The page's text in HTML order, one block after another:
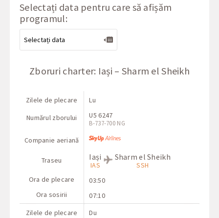
Selectați data pentru care să afișăm
programul:
Zboruri charter: Iași – Sharm el Sheikh
Zilele de plecare
Numărul zborului
Companie aeriană
Traseu
Ora de plecare
Ora sosirii
Lu
U5 6247
В-737-700 NG
Iași
IAS
Sharm el Sheikh
SSH
03:50
07:10
Zilele de plecare
Du